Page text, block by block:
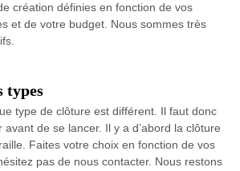
création définies en fonction de vos
et de votre budget. Nous sommes très
types
type de clôture est différent. Il faut donc
de se lancer. Il y a d’abord la clôture
Faites votre choix en fonction de vos
pas de nous contacter. Nous restons